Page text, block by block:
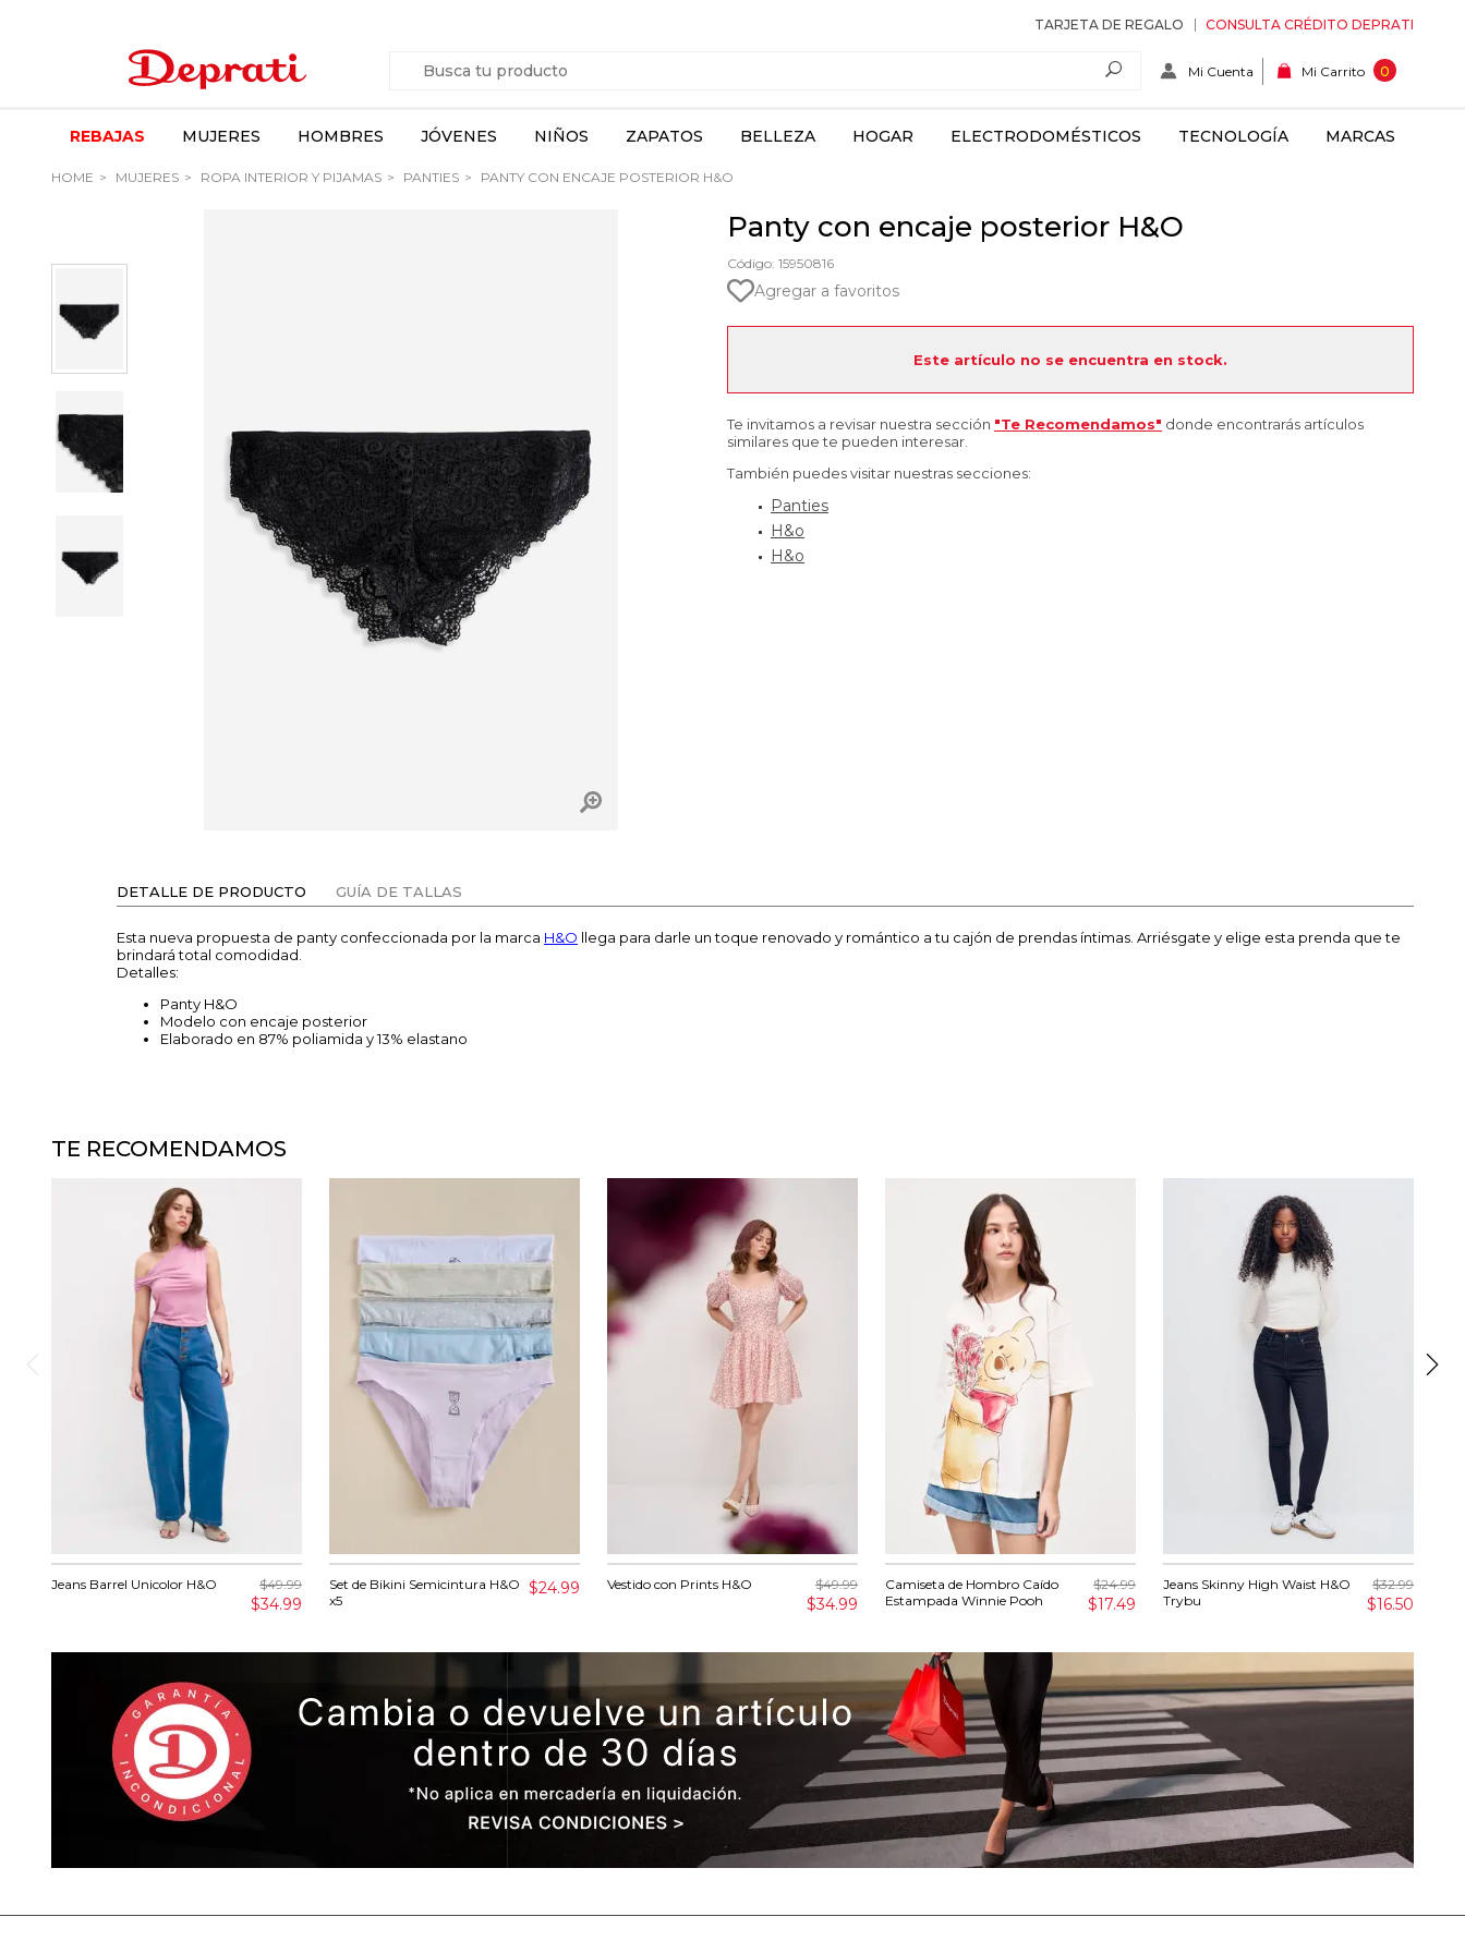
TARJETA DE REGALO CONSULTA CRÉDITO DEPRATI
Mi Cuenta Mi Carrito 0
REBAJAS MUJERES HOMBRES JÓVENES NIÑOS ZAPATOS BELLEZA HOGAR ELECTRODOMÉSTICOS TECNOLOGÍA MARCAS
HOME MUJERES ROPA INTERIOR Y PIJAMAS PANTIES PANTY CON ENCAJE POSTERIOR H&O
Panty con encaje posterior H&O
Código: 15950816
Agregar a favoritos
Este artículo no se encuentra en stock.
Te invitamos a revisar nuestra sección "Te Recomendamos" donde encontrarás artículos
similares que te pueden interesar.
También puedes visitar nuestras secciones:
Panties
H&o
H&o
DETALLE DE PRODUCTO GUÍA DE TALLAS
Esta nueva propuesta de panty confeccionada por la marca H&O llega para darle un toque renovado y romántico a tu cajón de prendas íntimas. Arriésgate y elige esta prenda que te
brindará total comodidad.
Detalles:
Panty H&O
Modelo con encaje posterior
Elaborado en 87% poliamida y 13% elastano
TE RECOMENDAMOS
Jeans Barrel Unicolor H&O $49.99
$34.99
Set de Bikini Semicintura H&O
x5
$24.99 Vestido con Prints H&O $49.99
$34.99
Camiseta de Hombro Caído
Estampada Winnie Pooh
$24.99
$17.49
Jeans Skinny High Waist H&O
Trybu
$32.99
$16.50